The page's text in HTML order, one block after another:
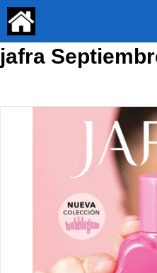
Saltar
contenido
jafra